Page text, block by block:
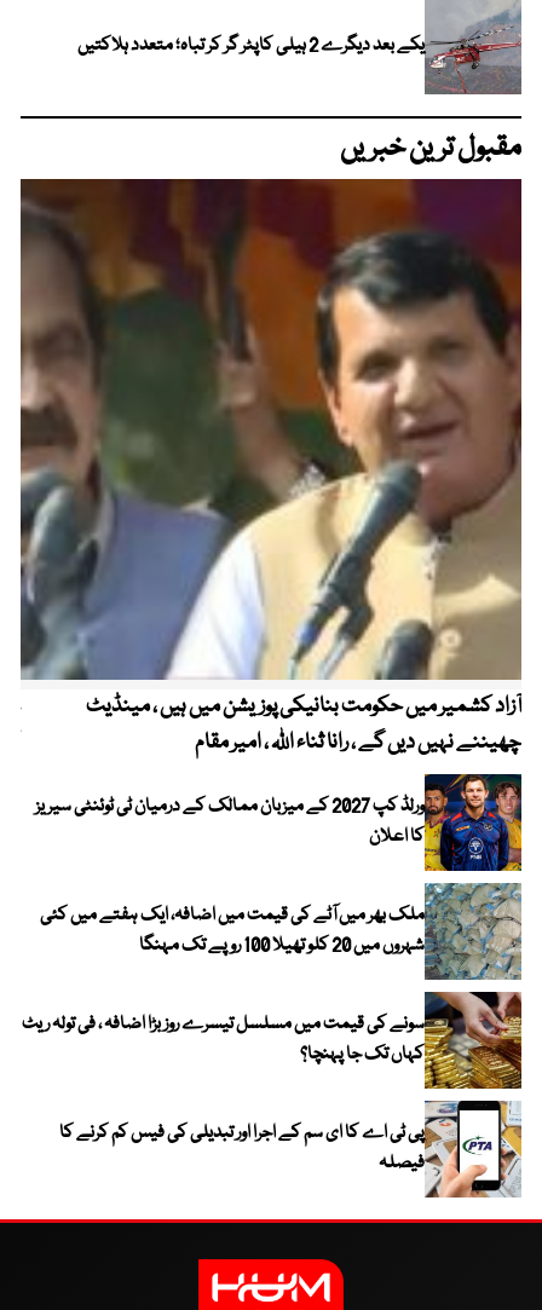
یکے بعد دیگرے 2 ہیلی کاپٹر گر کر تباہ؛ متعدد ہلاکتیں
مقبول ترین خبریں
آزاد کشمیر میں حکومت بنانیکی پوزیشن میں ہیں ، مینڈیٹ
چھیننے نہیں دیں گے ، رانا ثناء اللہ ، امیر مقام
ورلڈ کپ 2027 کے میزبان ممالک کے درمیان ٹی ٹوئنٹی سیریز
کا اعلان
ملک بھر میں آٹے کی قیمت میں اضافہ، ایک ہفتے میں کئی
شہروں میں 20 کلو تھیلا 100 روپے تک مہنگا
سونے کی قیمت میں مسلسل تیسرے روز بڑا اضافہ ، فی تولہ ریٹ
کہاں تک جا پہنچا؟
پی ٹی اے کا ای سم کے اجرا اور تبدیلی کی فیس کم کرنے کا
فیصلہ